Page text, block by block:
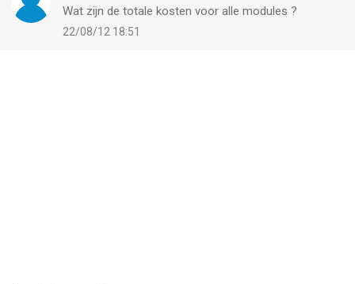
Wat zijn de totale kosten voor alle modules ?
22/08/12 18:51